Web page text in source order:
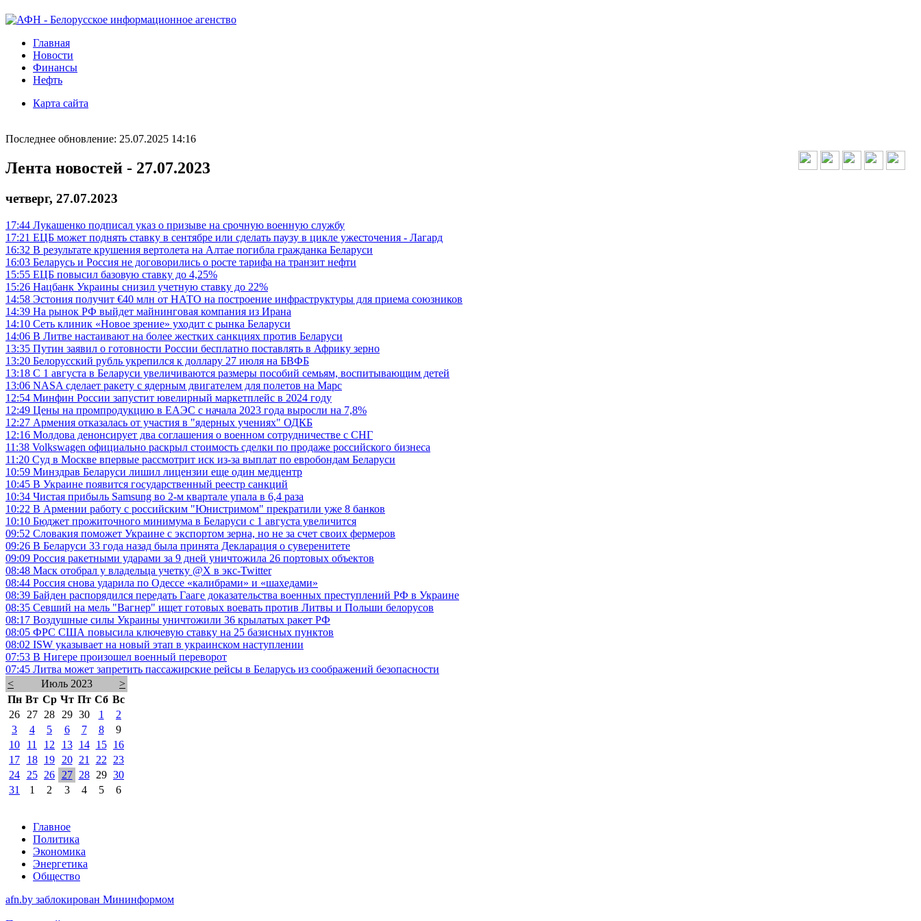
Главная
Новости
Финансы
Нефть
Карта сайта
Последнее обновление: 25.07.2025 14:16
Лента новостей - 27.07.2023
четверг, 27.07.2023
17:44 Лукашенко подписал указ о призыве на срочную военную службу
17:21 ЕЦБ может поднять ставку в сентябре или сделать паузу в цикле ужесточения - Лагард
16:32 В результате крушения вертолета на Алтае погибла гражданка Беларуси
16:03 Беларусь и Россия не договорились о росте тарифа на транзит нефти
15:55 ЕЦБ повысил базовую ставку до 4,25%
15:26 Нацбанк Украины снизил учетную ставку до 22%
14:58 Эстония получит €40 млн от НАТО на построение инфраструктуры для приема союзников
14:39 На рынок РФ выйдет майнинговая компания из Ирана
14:10 Сеть клиник «Новое зрение» уходит с рынка Беларуси
14:06 В Литве настаивают на более жестких санкциях против Беларуси
13:35 Путин заявил о готовности России бесплатно поставлять в Африку зерно
13:20 Белорусский рубль укрепился к доллару 27 июля на БВФБ
13:18 С 1 августа в Беларуси увеличиваются размеры пособий семьям, воспитывающим детей
13:06 NASA сделает ракету с ядерным двигателем для полетов на Марс
12:54 Минфин России запустит ювелирный маркетплейс в 2024 году
12:49 Цены на промпродукцию в ЕАЭС с начала 2023 года выросли на 7,8%
12:27 Армения отказалась от участия в "ядерных учениях" ОДКБ
12:16 Молдова денонсирует два соглашения о военном сотрудничестве с СНГ
11:38 Volkswagen официально раскрыл стоимость сделки по продаже российского бизнеса
11:20 Суд в Москве впервые рассмотрит иск из-за выплат по евробондам Беларуси
10:59 Минздрав Беларуси лишил лицензии еще один медцентр
10:45 В Украине появится государственный реестр санкций
10:34 Чистая прибыль Samsung во 2-м квартале упала в 6,4 раза
10:22 В Армении работу с российским "Юнистримом" прекратили уже 8 банков
10:10 Бюджет прожиточного минимума в Беларуси с 1 августа увеличится
09:52 Словакия поможет Украине с экспортом зерна, но не за счет своих фермеров
09:26 В Беларуси 33 года назад была принята Декларация о суверенитете
09:09 Россия ракетными ударами за 9 дней уничтожила 26 портовых объектов
08:48 Маск отобрал у владельца учетку @X в экс-Twitter
08:44 Россия снова ударила по Одессе «калибрами» и «шахедами»
08:39 Байден распорядился передать Гааге доказательства военных преступлений РФ в Украине
08:35 Севший на мель "Вагнер" ищет готовых воевать против Литвы и Польши белорусов
08:17 Воздушные силы Украины уничтожили 36 крылатых ракет РФ
08:05 ФРС США повысила ключевую ставку на 25 базисных пунктов
08:02 ISW указывает на новый этап в украинском наступлении
07:53 В Нигере произошел военный переворот
07:45 Литва может запретить пассажирские рейсы в Беларусь из соображений безопасности
<
Июль 2023
>
Пн Вт Ср Чт Пт Сб Вс
26
27 28 29 30 1
2
3
4 5 6 7 8
9
10
11 12 13 14 15
16
17
18 19 20 21 22
23
24
25 26 27 28 29 30
31
1 2 3 4 5 6
Главное
Политика
Экономика
Энергетика
Общество
afn.by заблокирован Мининформом